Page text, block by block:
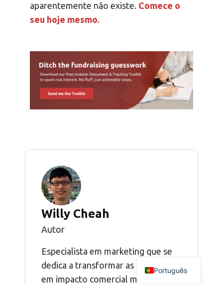
aparentemente não existe. Comece o
seu hoje mesmo.
Willy Cheah
Autor
Especialista em marketing que se
dedica a transformar as percepções
em impacto comercial mensurável.
Português